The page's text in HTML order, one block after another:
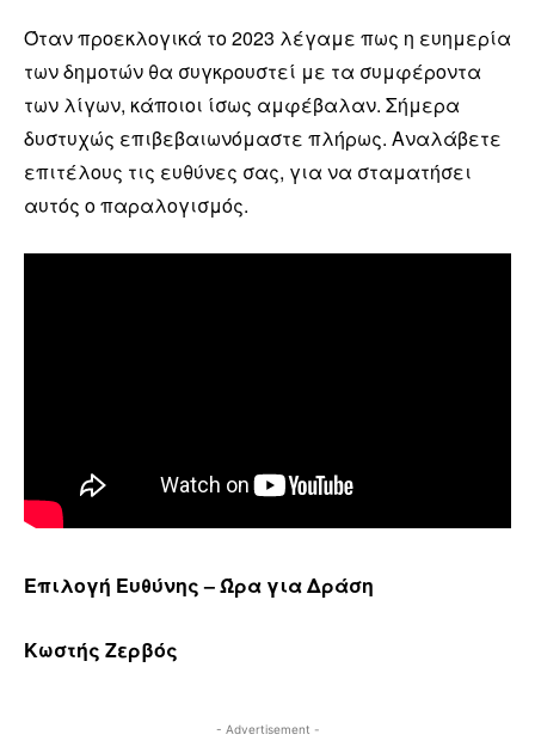
Όταν προεκλογικά το 2023 λέγαμε πως η ευημερία
των δημοτών θα συγκρουστεί με τα συμφέροντα
των λίγων, κάποιοι ίσως αμφέβαλαν. Σήμερα
δυστυχώς επιβεβαιωνόμαστε πλήρως. Αναλάβετε
επιτέλους τις ευθύνες σας, για να σταματήσει
αυτός ο παραλογισμός.
Επιλογή Ευθύνης – Ώρα για Δράση
Κωστής Ζερβός
- Advertisement -